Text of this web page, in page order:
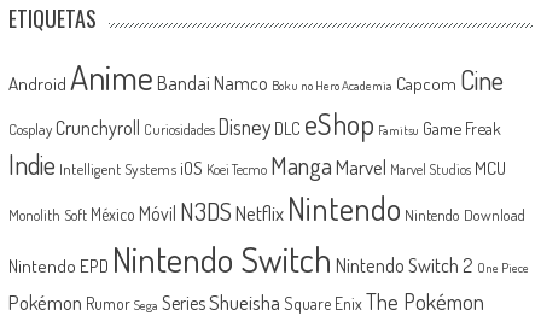
ETIQUETAS
Android Anime Bandai Namco Boku no Hero Academia Capcom Cine
Cosplay Crunchyroll Curiosidades Disney DLC eShop Famitsu Game Freak
Indie Intelligent Systems iOS Koei Tecmo MangaMarvel Marvel Studios MCU
Monolith Soft México Móvil N3DSNetflix Nintendo Nintendo Download
Nintendo EPD Nintendo Switch Nintendo Switch 2 One Piece
Pokémon Rumor Sega SeriesShueisha Square EnixThe Pokémon